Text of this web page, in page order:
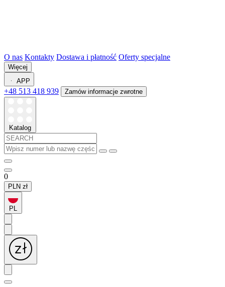
O nas Kontakty Dostawa i płatność Oferty specjalne
Więcej
APP
+48 513 418 939 Zamów informacje zwrotne
Katalog
0
PLN zł
PL